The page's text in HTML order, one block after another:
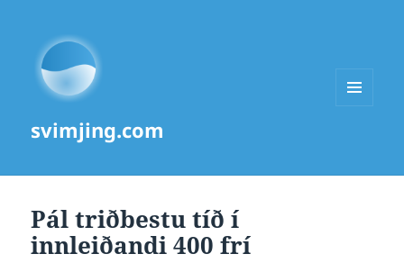
svimjing.com
Pál triðbestu tíð í
innleiðandi 400 frí